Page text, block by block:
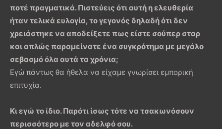
ποτέ πραγματικά. Πιστεύεις ότι αυτή η ελευθερία
ήταν τελικά ευλογία, το γεγονός δηλαδή ότι δεν
χρειάστηκε να αποδείξετε πως είστε σούπερ σταρ
και απλώς παραμείνατε ένα συγκρότημα με μεγάλο
σεβασμό όλα αυτά τα χρόνια;
Εγώ πάντως θα ήθελα να είχαμε γνωρίσει εμπορική
επιτυχία.
Κι εγώ το ίδιο. Παρότι ίσως τότε να τσακωνόσουν
περισσότερο με τον αδελφό σου.